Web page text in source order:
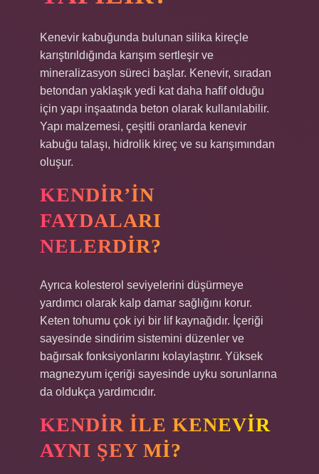
Kenevir kabuğunda bulunan silika kireçle
karıştırıldığında karışım sertleşir ve
mineralizasyon süreci başlar. Kenevir, sıradan
betondan yaklaşık yedi kat daha hafif olduğu
için yapı inşaatında beton olarak kullanılabilir.
Yapı malzemesi, çeşitli oranlarda kenevir
kabuğu talaşı, hidrolik kireç ve su karışımından
oluşur.
KENDIR’IN
FAYDALARI
NELERDIR?
Ayrıca kolesterol seviyelerini düşürmeye
yardımcı olarak kalp damar sağlığını korur.
Keten tohumu çok iyi bir lif kaynağıdır. İçeriği
sayesinde sindirim sistemini düzenler ve
bağırsak fonksiyonlarını kolaylaştırır. Yüksek
magnezyum içeriği sayesinde uyku sorunlarına
da oldukça yardımcıdır.
KENDIR ILE KENEVIR
AYNI ŞEY MI?